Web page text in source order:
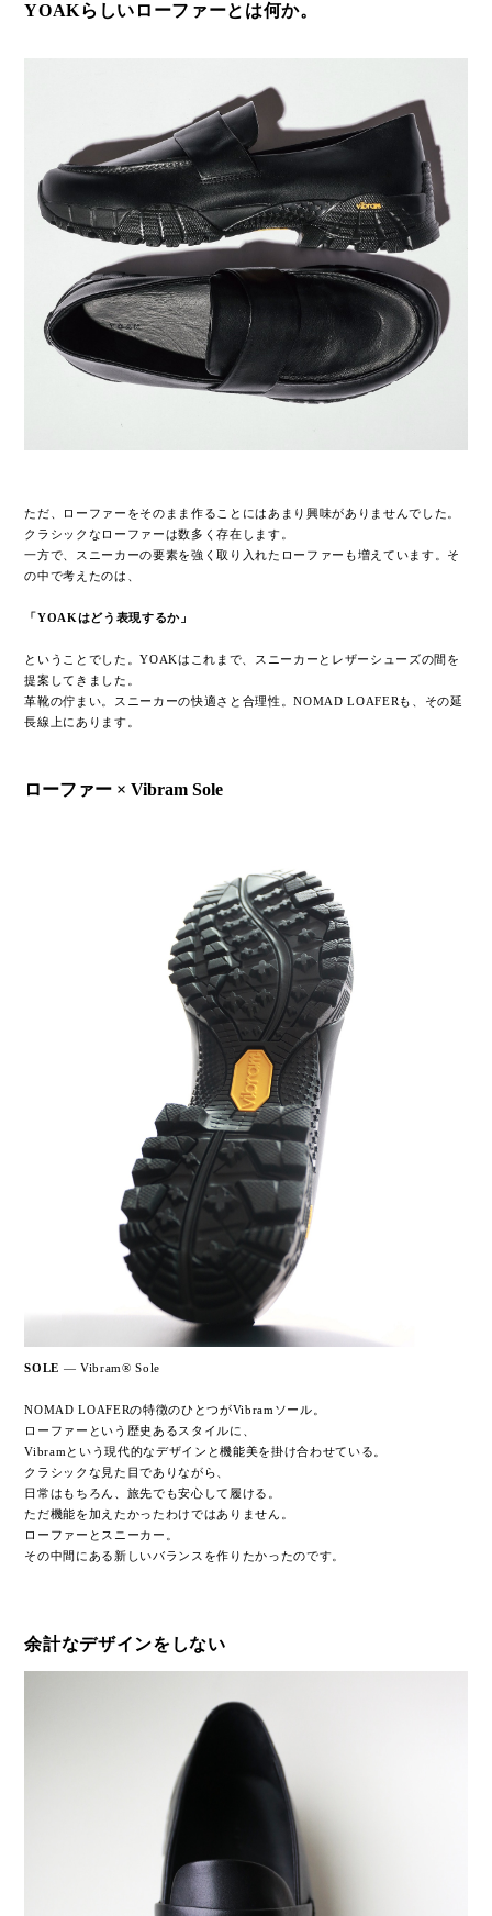
YOAKらしいローファーとは何か。
ただ、ローファーをそのまま作ることにはあまり興味がありませんでした。
クラシックなローファーは数多く存在します。
一方で、スニーカーの要素を強く取り入れたローファーも増えています。 そ
の中で考えたのは、
「YOAKはどう表現するか」
ということでした。YOAKはこれまで、スニーカーとレザーシューズの間を
提案してきました。
革靴の佇まい。 スニーカーの快適さと合理性。NOMAD LOAFERも、その延
長線上にあります。
ローファー × Vibram Sole
SOLE — Vibram® Sole
NOMAD LOAFERの特徴のひとつがVibramソール。
ローファーという歴史あるスタイルに、
Vibramという現代的なデザインと機能美を掛け合わせている。
クラシックな見た目でありながら、
日常はもちろん、旅先でも安心して履ける。
ただ機能を加えたかったわけではありません。
ローファーとスニーカー。
その中間にある新しいバランスを作りたかったのです。
余計なデザインをしない